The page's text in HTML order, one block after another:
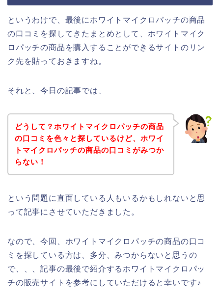
というわけで、最後にホワイトマイクロパッチの商品
の口コミを探してきたまとめとして、ホワイトマイク
ロパッチの商品を購入することができるサイトのリン
ク先を貼っておきますね。
それと、今日の記事では、
どうして？ホワイトマイクロパッチの商品
の口コミを色々と探しているけど、ホワイ
トマイクロパッチの商品の口コミがみつか
らない！
という問題に直面している人もいるかもしれないと思
って記事にさせていただきました。
なので、今回、ホワイトマイクロパッチの商品の口コ
ミを探している方は、多分、みつからないと思うの
で、、、記事の最後で紹介するホワイトマイクロパッ
チの販売サイトを参考にしていただけると幸いです♪